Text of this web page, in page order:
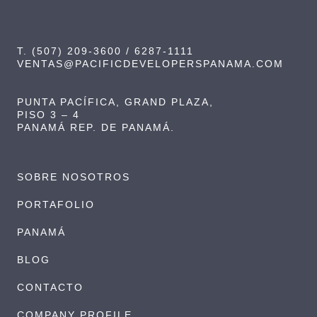
T. (507) 209-3600 / 6287-1111
VENTAS@PACIFICDEVELOPERSPANAMA.COM
PUNTA PACÍFICA, GRAND PLAZA,
PISO 3 – 4
PANAMÁ REP. DE PANAMÁ.
SOBRE NOSOTROS
PORTAFOLIO
PANAMÁ
BLOG
CONTACTO